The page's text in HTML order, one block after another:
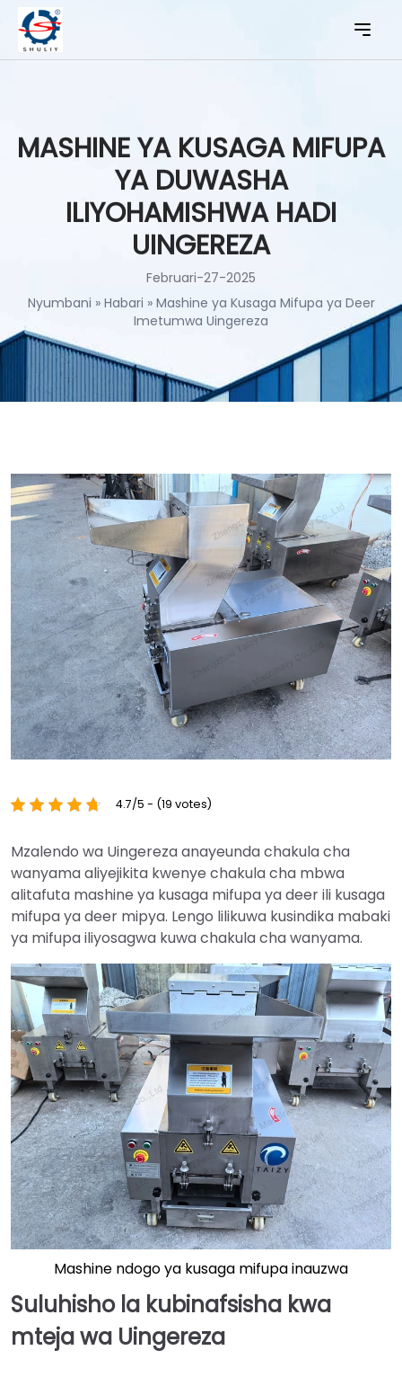
MASHINE YA KUSAGA MIFUPA
YA DUWASHA
ILIYOHAMISHWA HADI
UINGEREZA
Februari-27-2025
Nyumbani » Habari » Mashine ya Kusaga Mifupa ya Deer
Imetumwa Uingereza
4.7/5 - (19 votes)
Mzalendo wa Uingereza anayeunda chakula cha
wanyama aliyejikita kwenye chakula cha mbwa
alitafuta mashine ya kusaga mifupa ya deer ili kusaga
mifupa ya deer mipya. Lengo lilikuwa kusindika mabaki
ya mifupa iliyosagwa kuwa chakula cha wanyama.
Mashine ndogo ya kusaga mifupa inauzwa
Suluhisho la kubinafsisha kwa
mteja wa Uingereza